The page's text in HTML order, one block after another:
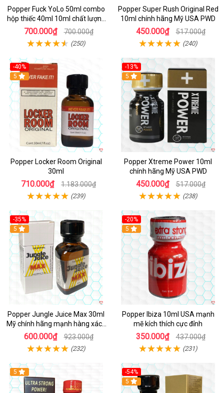
Popper Fuck YoLo 50ml combo
hộp thiếc 40ml 10ml chất lượng
tốt
700.000₫ 700.000₫
(250)
Popper Super Rush Original Red
10ml chính hãng Mỹ USA PWD
450.000₫ 517.000₫
(240)
-40%
5
Popper Locker Room Original
30ml
710.000₫ 1.183.000₫
(239)
-13%
Hot
5
Popper Xtreme Power 10ml
chính hãng Mỹ USA PWD
450.000₫ 517.000₫
(238)
-35%
5
Popper Jungle Juice Max 30ml
Mỹ chính hãng mạnh hàng xách
tay kích thích
600.000₫ 923.000₫
(232)
-20%
5
Popper Ibiza 10ml USA mạnh
mẽ kích thích cực đỉnh
350.000₫ 437.000₫
(231)
5
-54%
5